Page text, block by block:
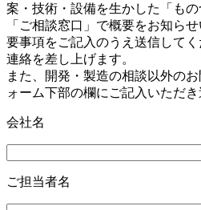
案・技術・設備を生かした「も
「ご相談窓口」で概要をお知ら
要事項をご記入のうえ送信して
連絡を差し上げます。
また、開発・製造の相談以外の
ォーム下部の欄にご記入いただき
会社名
ご担当者名